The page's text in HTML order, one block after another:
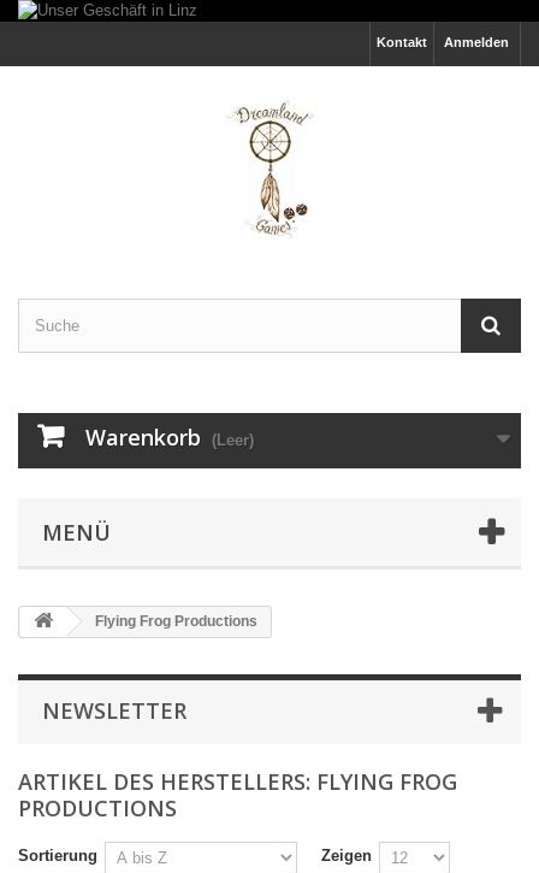
Anmelden
Kontakt
Warenkorb (Leer)
MENÜ
Flying Frog Productions
NEWSLETTER
ARTIKEL DES HERSTELLERS: FLYING FROG
PRODUCTIONS
Sortierung
Zeigen